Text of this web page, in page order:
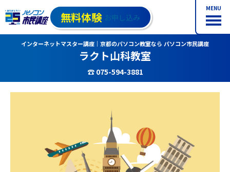
MENU
無料体験 お申し込み
インターネットマスター講座｜京都のパソコン教室なら パソコン市民講座
ラクト山科教室
☎ 075-594-3881